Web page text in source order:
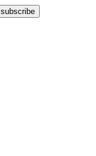
subscribe